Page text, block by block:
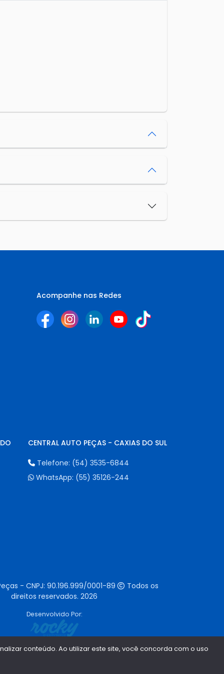
Acompanhe nas Redes
CENTRAL AUTO PEÇAS - CAXIAS DO SUL
Telefone: (54) 3535-6844
WhatsApp: (55) 35126-244
- CNPJ: 90.196.999/0001-89
Todos os
direitos reservados. 2026
Desenvolvido Por:
conteúdo. Ao utilizar este site, você concorda com o uso